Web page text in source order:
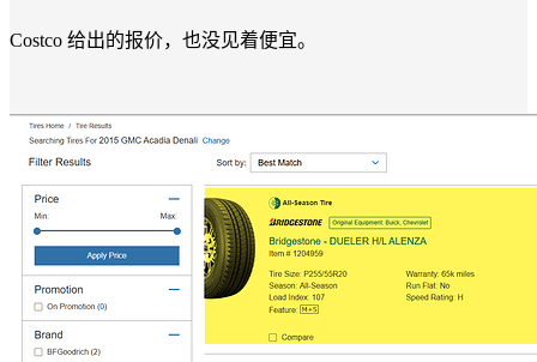
Costco 给出的报价，也没见着便宜。